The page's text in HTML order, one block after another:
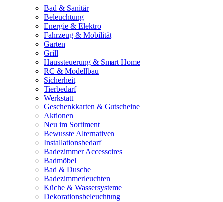
Bad & Sanitär
Beleuchtung
Energie & Elektro
Fahrzeug & Mobilität
Garten
Grill
Haussteuerung & Smart Home
RC & Modellbau
Sicherheit
Tierbedarf
Werkstatt
Geschenkkarten & Gutscheine
Aktionen
Neu im Sortiment
Bewusste Alternativen
Installationsbedarf
Badezimmer Accessoires
Badmöbel
Bad & Dusche
Badezimmerleuchten
Küche & Wassersysteme
Dekorationsbeleuchtung